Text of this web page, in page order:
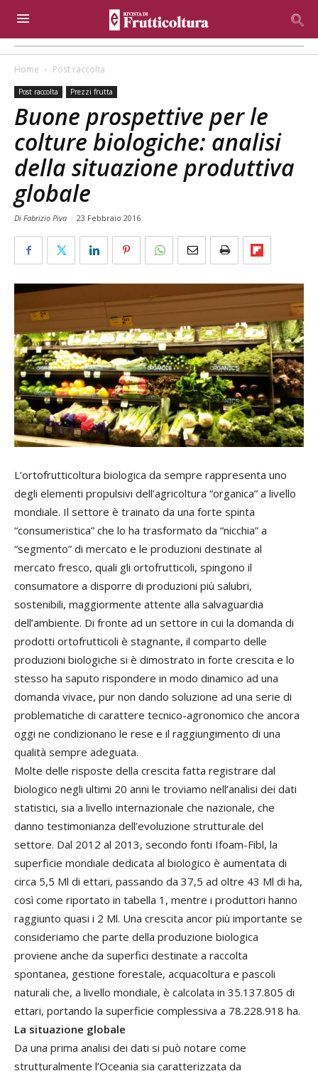
Home Post raccolta
Post raccolta Prezzi frutta
Buone prospettive per le
colture biologiche: analisi
della situazione produttiva
globale
Di Fabrizio Piva - 23 Febbraio 2016
L’ortofrutticoltura biologica da sempre rappresenta uno
degli elementi propulsivi dell’agricoltura “organica” a livello
mondiale. Il settore è trainato da una forte spinta
“consumeristica” che lo ha trasformato da “nicchia” a
“segmento” di mercato e le produzioni destinate al
mercato fresco, quali gli ortofrutticoli, spingono il
consumatore a disporre di produzioni più salubri,
sostenibili, maggiormente attente alla salvaguardia
dell’ambiente. Di fronte ad un settore in cui la domanda di
prodotti ortofrutticoli è stagnante, il comparto delle
produzioni biologiche si è dimostrato in forte crescita e lo
stesso ha saputo rispondere in modo dinamico ad una
domanda vivace, pur non dando soluzione ad una serie di
problematiche di carattere tecnico-agronomico che ancora
oggi ne condizionano le rese e il raggiungimento di una
qualità sempre adeguata.
Molte delle risposte della crescita fatta registrare dal
biologico negli ultimi 20 anni le troviamo nell’analisi dei dati
statistici, sia a livello internazionale che nazionale, che
danno testimonianza dell’evoluzione strutturale del
settore. Dal 2012 al 2013, secondo fonti Ifoam-Fibl, la
superficie mondiale dedicata al biologico è aumentata di
circa 5,5 Ml di ettari, passando da 37,5 ad oltre 43 Ml di ha,
così come riportato in tabella 1, mentre i produttori hanno
raggiunto quasi i 2 Ml. Una crescita ancor più importante se
consideriamo che parte della produzione biologica
proviene anche da superfici destinate a raccolta
spontanea, gestione forestale, acquacoltura e pascoli
naturali che, a livello mondiale, è calcolata in 35.137.805 di
ettari, portando la superficie complessiva a 78.228.918 ha.
La situazione globale
Da una prima analisi dei dati si può notare come
strutturalmente l’Oceania sia caratterizzata da